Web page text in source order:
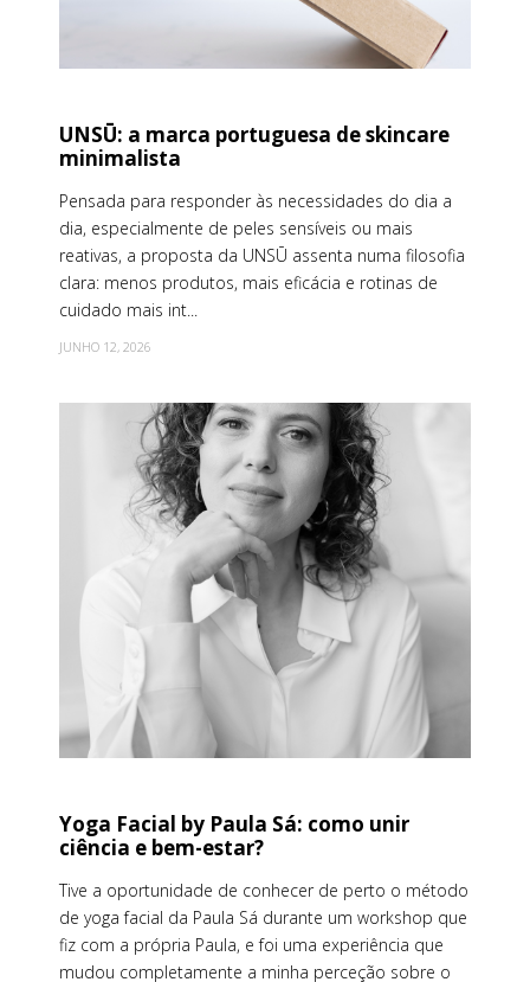
UNSŪ: a marca portuguesa de skincare
minimalista
Pensada para responder às necessidades do dia a
dia, especialmente de peles sensíveis ou mais
reativas, a proposta da UNSŪ assenta numa filosofia
clara: menos produtos, mais eficácia e rotinas de
cuidado mais int...
JUNHO 12, 2026
Yoga Facial by Paula Sá: como unir
ciência e bem-estar?
Tive a oportunidade de conhecer de perto o método
de yoga facial da Paula Sá durante um workshop que
fiz com a própria Paula, e foi uma experiência que
mudou completamente a minha perceção sobre o